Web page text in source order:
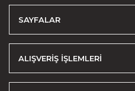
SAYFALAR
ALIŞVERİŞ İŞLEMLERİ